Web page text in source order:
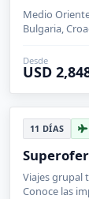
Medio
Bulgaria,
Sofia, Rila,
Ohrid ,
Desde
USD
11 DÍAS
Viajes grupal
Conoce las